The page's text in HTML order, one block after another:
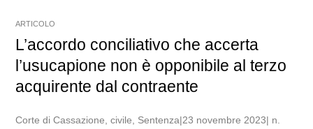
ARTICOLO
L’accordo conciliativo che accerta
l’usucapione non è opponibile al terzo
acquirente dal contraente
Corte di Cassazione, civile, Sentenza|23 novembre 2023| n.